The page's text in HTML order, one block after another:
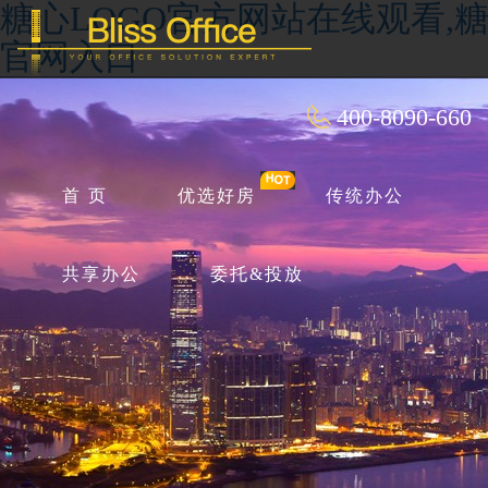
糖心LOGO官方网站在线观看,
官网入口
400-8090-660
首 页 优选好房 传统办公
共享办公 委托&投放